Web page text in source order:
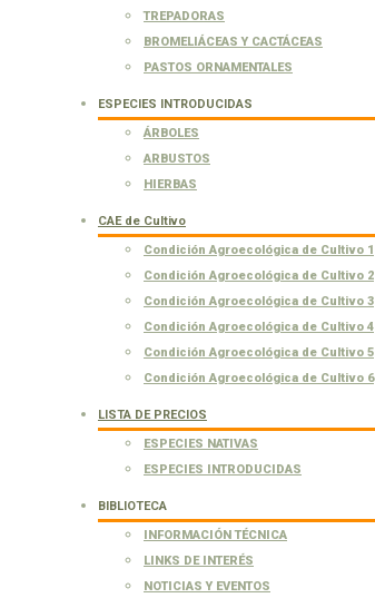
TREPADORAS
BROMELIÁCEAS Y CACTÁCEAS
PASTOS ORNAMENTALES
ESPECIES INTRODUCIDAS
ÁRBOLES
ARBUSTOS
HIERBAS
CAE de Cultivo
Condición Agroecológica de Cultivo 1
Condición Agroecológica de Cultivo 2
Condición Agroecológica de Cultivo 3
Condición Agroecológica de Cultivo 4
Condición Agroecológica de Cultivo 5
Condición Agroecológica de Cultivo 6
LISTA DE PRECIOS
ESPECIES NATIVAS
ESPECIES INTRODUCIDAS
BIBLIOTECA
INFORMACIÓN TÉCNICA
LINKS DE INTERÉS
NOTICIAS Y EVENTOS